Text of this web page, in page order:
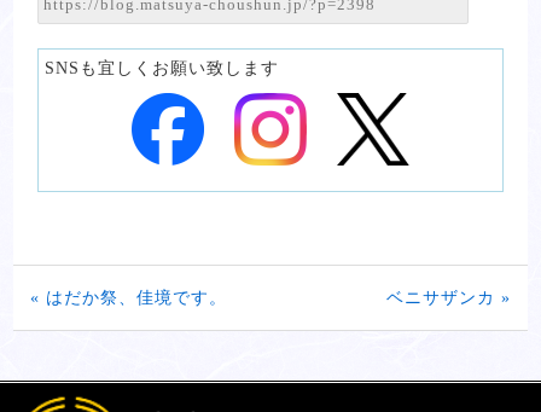
SNSも宜しくお願い致します
« はだか祭、佳境です。 ベニサザンカ »